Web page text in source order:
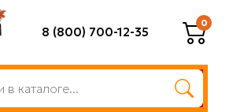
8 (800) 700-12-35
0